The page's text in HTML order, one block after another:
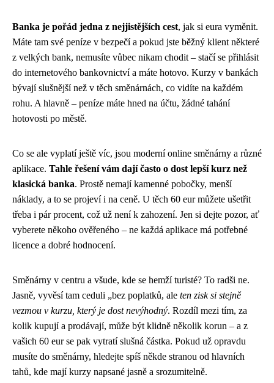
Banka je pořád jedna z nejjistějších cest, jak si eura vyměnit.
Máte tam své peníze v bezpečí a pokud jste běžný klient některé
z velkých bank, nemusíte vůbec nikam chodit – stačí se přihlásit
do internetového bankovnictví a máte hotovo. Kurzy v bankách
bývají slušnější než v těch směnárnách, co vidíte na každém
rohu. A hlavně – peníze máte hned na účtu, žádné tahání
hotovosti po městě.
Co se ale vyplatí ještě víc, jsou moderní online směnárny a různé
aplikace. Tahle řešení vám dají často o dost lepší kurz než
klasická banka. Prostě nemají kamenné pobočky, menší
náklady, a to se projeví i na ceně. U těch 60 eur můžete ušetřit
třeba i pár procent, což už není k zahození. Jen si dejte pozor, ať
vyberete někoho ověřeného – ne každá aplikace má potřebné
licence a dobré hodnocení.
Směnárny v centru a všude, kde se hemží turisté? To radši ne.
Jasně, vyvěsí tam ceduli „bez poplatků, ale ten zisk si stejně
vezmou v kurzu, který je dost nevýhodný. Rozdíl mezi tím, za
kolik kupují a prodávají, může být klidně několik korun – a z
vašich 60 eur se pak vytratí slušná částka. Pokud už opravdu
musíte do směnárny, hledejte spíš někde stranou od hlavních
tahů, kde mají kurzy napsané jasně a srozumitelně.